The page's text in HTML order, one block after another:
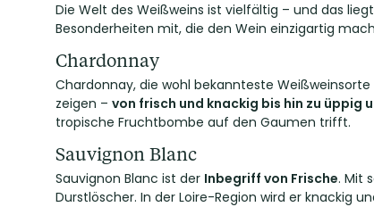
Die Welt des Weißweins ist vielfältig – und das
Besonderheiten mit, die den Wein einzigartig
Chardonnay
Chardonnay, die wohl bekannteste
zeigen – von frisch und knackig bis hin zu üppig
tropische Fruchtbombe auf den Gaumen trifft.
Sauvignon Blanc
Sauvignon Blanc ist der Inbegriff von Frische. Mit
Durstlöscher. In der Loire-Region wird er knackig